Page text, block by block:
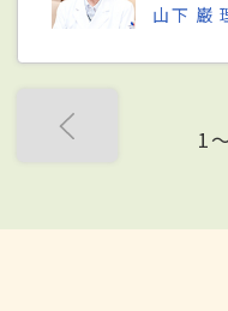
山下 巌
1